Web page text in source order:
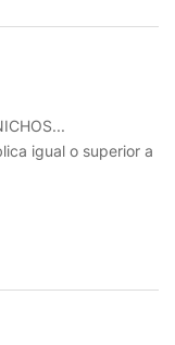
igual o superior a